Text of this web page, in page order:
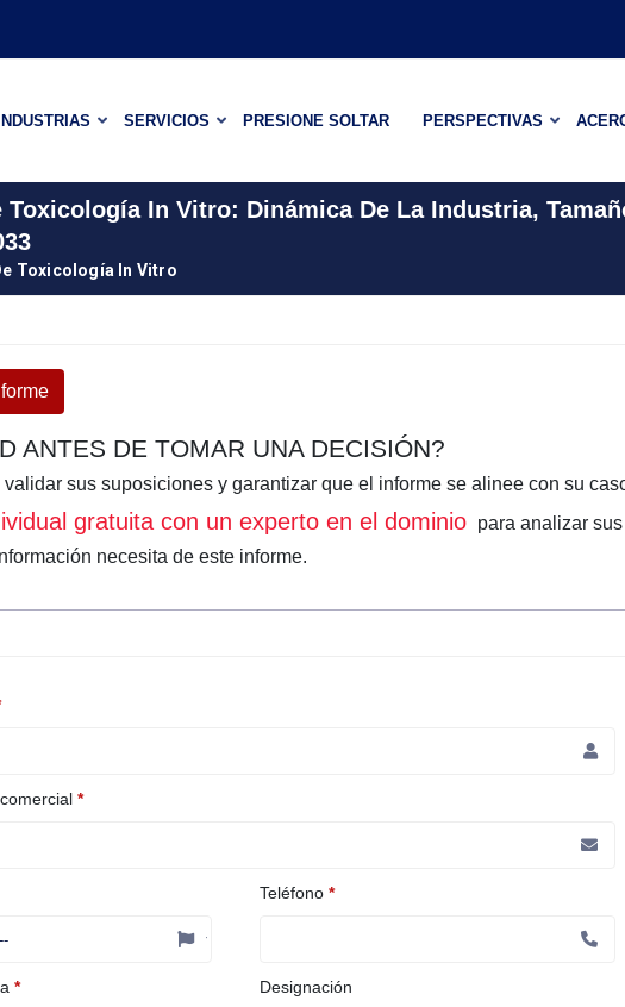
INDUSTRIAS SERVICIOS PRESIONE SOLTAR PERSPECTIVAS
Toxicología In Vitro: Dinámica De La Industria,
Toxicología In Vitro
ANTES DE TOMAR UNA DECISIÓN?
sus suposiciones y garantizar que el informe se alinee con su
gratuita con un experto en el dominio para analizar
necesita de este informe.
*
Teléfono *
* Designación